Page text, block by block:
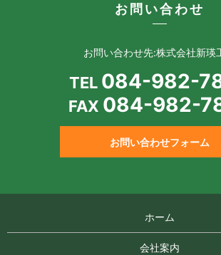
お問い合わせ
お問い合わせ先:株式会社新瑛
TEL 084-982-
FAX 084-982-
お問い合わせフォーム
ホーム
会社案内